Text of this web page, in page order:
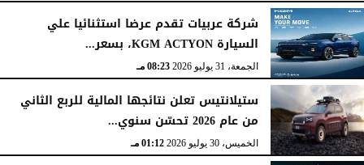
السبت، 1 أغسطس 2026
شركة عربيات تقدم عرضا استثنائيا علي
السيارة KGM ACTYON، بسعر...
الجمعة، 31 يوليو 2026 08:23 مـ
ستيلانتيس تعلن نتائجها المالية للربع الثاني
من عام 2026 تحسّن سنوي...
الخميس، 30 يوليو 2026 01:12 مـ